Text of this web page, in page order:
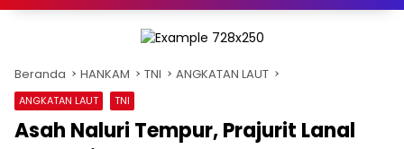
Beranda HANKAM TNI ANGKATAN LAUT
ANGKATAN LAUT TNI
Asah Naluri Tempur, Prajurit Lanal